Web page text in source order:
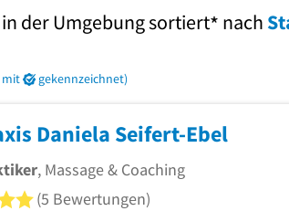
der Umgebungsortiert* nach
mit gekennzeichnet)
Daniela Seifert-Ebel
, Massage & Coaching
5 von 5 Sternen
(5 Bewertungen)